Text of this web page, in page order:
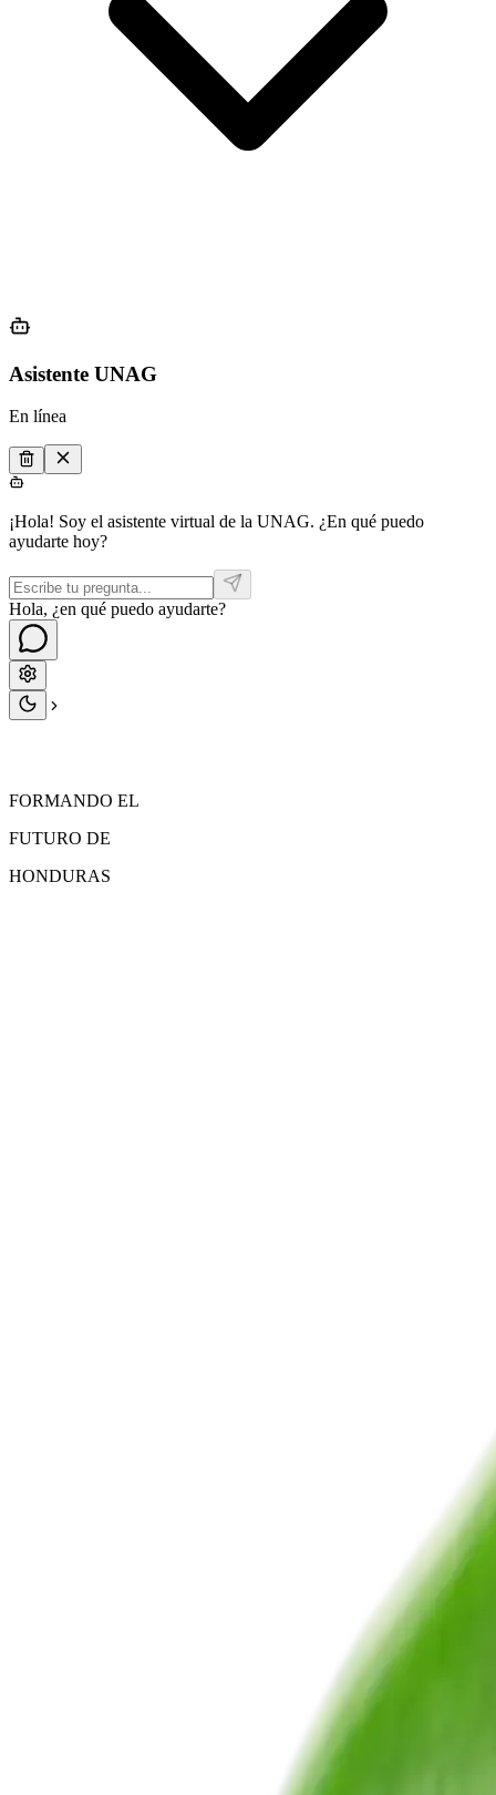
Asistente UNAG
En línea
¡Hola! Soy el asistente virtual de la UNAG. ¿En qué puedo
ayudarte hoy?
Hola, ¿en qué puedo ayudarte?
FORMANDO EL
FUTURO DE
HONDURAS